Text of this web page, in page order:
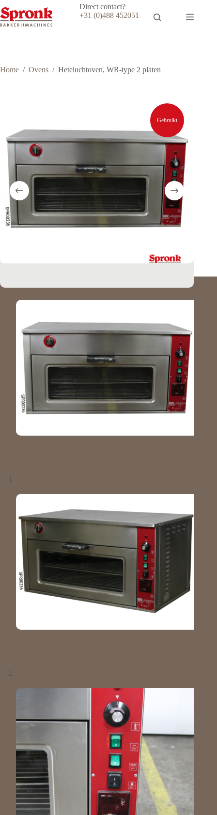
naar
de
Direct contact?
+31 (0)488 452051
Home / Ovens / Heteluchtoven, WR-type 2 platen
Gebruikt